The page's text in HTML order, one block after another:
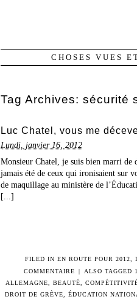
CHOSES VUES
Tag Archives: sécurité
Luc Chatel, vous me
Lundi, janvier 16, 2012
Monsieur Chatel, je suis bien marri de
jamais été de ceux qui ironisaient sur
de maquillage au ministère de
[...]
FILED IN EN ROUTE POUR 2012
COMMENTAIRE
| ALSO TAGGED
ALLEMAGNE
BEAUTÉ
DROIT DE GRÈVE
ÉDUCATION